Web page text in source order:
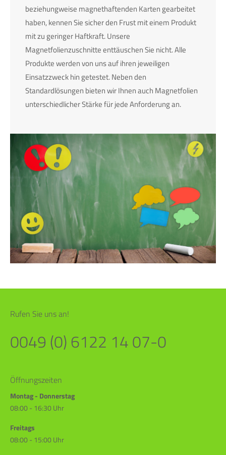
beziehungweise magnethaftenden Karten gearbeitet
haben, kennen Sie sicher den Frust mit einem Produkt
mit zu geringer Haftkraft. Unsere
Magnetfolienzuschnitte enttäuschen Sie nicht. Alle
Produkte werden von uns auf ihren jeweiligen
Einsatzzweck hin getestet. Neben den
Standardlösungen bieten wir Ihnen auch Magnetfolien
unterschiedlicher Stärke für jede Anforderung an.
Rufen Sie uns an!
0049 (0) 6122 14 07-0
Öffnungszeiten
Montag - Donnerstag
08:00 - 16:30 Uhr
Freitags
08:00 - 15:00 Uhr